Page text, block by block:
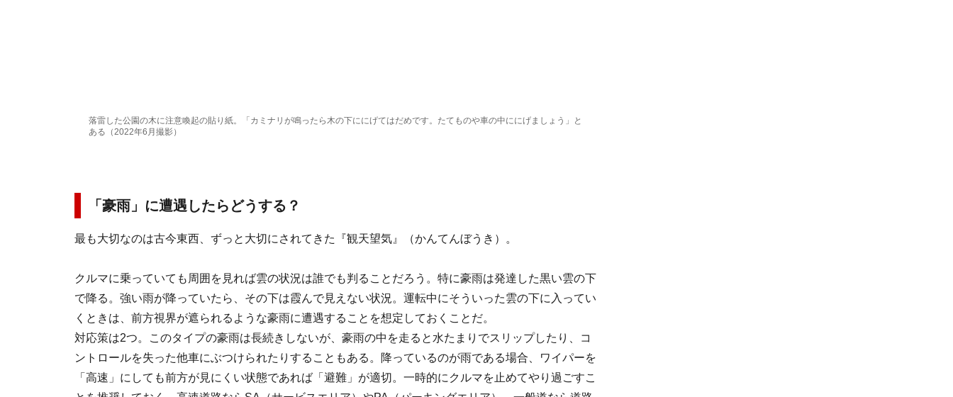
落雷した公園の木に注意喚起の貼り紙。「カミナリが鳴ったら木の下ににげてはだめです。たてものや車の中ににげましょう」と
ある（2022年6月撮影）
「豪雨」に遭遇したらどうする？
最も大切なのは古今東西、ずっと大切にされてきた『観天望気』（かんてんぼうき）。
クルマに乗っていても周囲を見れば雲の状況は誰でも判ることだろう。特に豪雨は発達した黒い雲の下
で降る。強い雨が降っていたら、その下は霞んで見えない状況。運転中にそういった雲の下に入ってい
くときは、前方視界が遮られるような豪雨に遭遇することを想定しておくことだ。
対応策は2つ。このタイプの豪雨は長続きしないが、豪雨の中を走ると水たまりでスリップしたり、コ
ントロールを失った他車にぶつけられたりすることもある。降っているのが雨である場合、ワイパーを
「高速」にしても前方が見にくい状態であれば「避難」が適切。一時的にクルマを止めてやり過ごすこ